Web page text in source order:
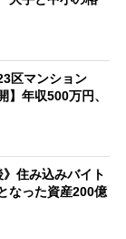
区マンション
】年収500万円、
》住み込みバイト
なった資産200億